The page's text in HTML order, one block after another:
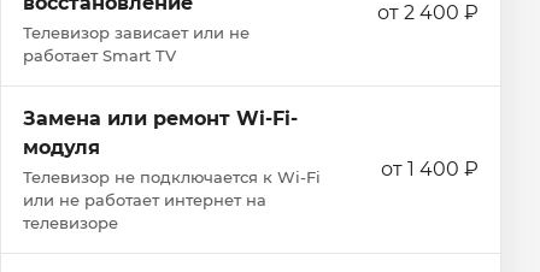
Телевизор зависает или не
работает Smart TV
от 2 400 ₽
Замена или ремонт Wi‑Fi-
модуля
Телевизор не подключается к Wi‑Fi
или не работает интернет на
телевизоре
от 1 400 ₽